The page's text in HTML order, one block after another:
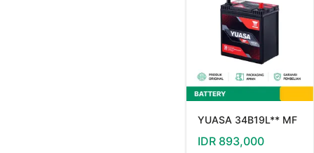
YUASA 34B19L** MF
IDR 893,000